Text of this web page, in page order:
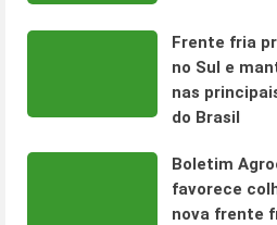
Frente fria
no Sul e
nas
do Brasil
Boletim
favorece
nova frente